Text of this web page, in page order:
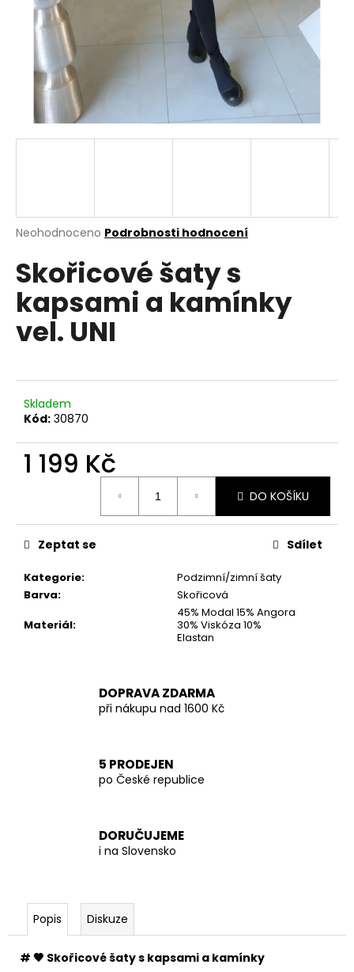
Průměrné
produktu
je
0,0
hvězdiček.
Neohodnoceno Podrobnosti hodnocení
Skořicové šaty s
kapsami a kamínky
vel. UNI
Skladem
Kód: 30870
1 199 Kč
DO KOŠÍKU
Kategorie:
Podzimní/zimní šaty
Barva:
Skořicová
Materiál:
45% Modal 15% Angora
30% Viskóza 10%
Elastan
Zeptat se Sdílet
DOPRAVA ZDARMA
při nákupu nad 1600 Kč
5 PRODEJEN
po České republice
DORUČUJEME
i na Slovensko
Popis Diskuze
# 🤎 Skořicové šaty s kapsami a kamínky
o
p
o
r
u
u
e
m
e
NA
ZIP
UNI
999